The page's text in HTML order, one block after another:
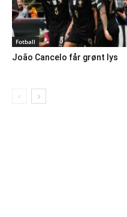
Fotball
João Cancelo får grønt lys